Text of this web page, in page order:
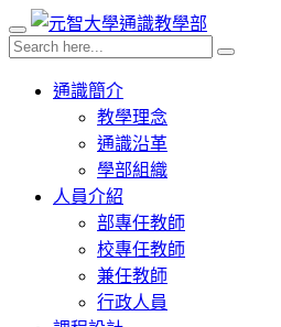
通識簡介
教學理念
通識沿革
學部組織
人員介紹
部專任教師
校專任教師
兼任教師
行政人員